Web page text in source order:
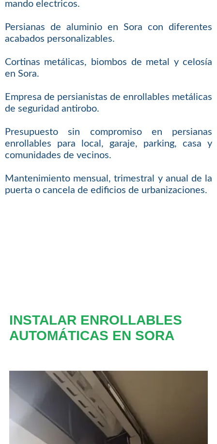
mando electricos.
Persianas de aluminio en Sora con diferentes
acabados personalizables.
Cortinas metálicas, biombos de metal y celosía
en Sora.
Empresa de persianistas de enrollables metálicas
de seguridad antirobo.
Presupuesto sin compromiso en persianas
enrollables para local, garaje, parking, casa y
comunidades de vecinos.
Mantenimiento mensual, trimestral y anual de la
puerta o cancela de edificios de urbanizaciones.
INSTALAR ENROLLABLES
AUTOMÁTICAS EN SORA